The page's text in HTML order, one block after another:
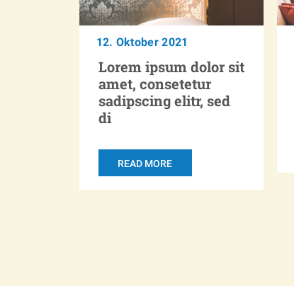
12. Oktober 2021
Lorem ipsum dolor sit
amet, consetetur
sadipscing elitr, sed
di
READ MORE